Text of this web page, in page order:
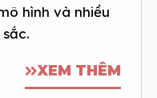
hình và nhiều
XEM THÊM